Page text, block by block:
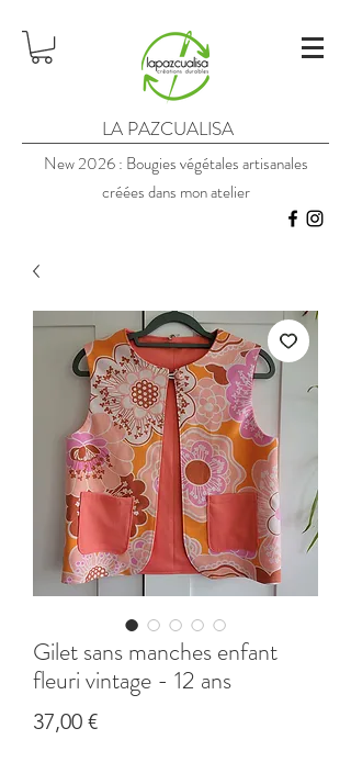
LA PAZCUALISA
New 2026 : Bougies végétales artisanales
créées dans mon atelier
Gilet sans manches enfant
fleuri vintage - 12 ans
37,00 €Precio